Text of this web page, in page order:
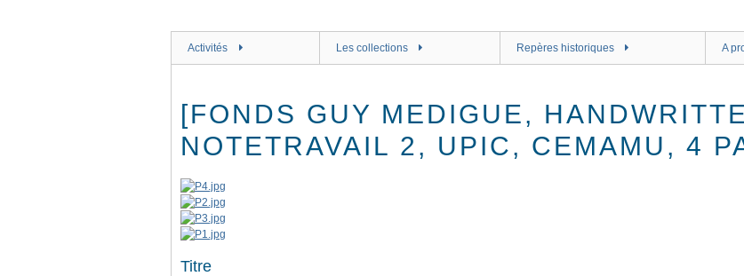
Activités Les collections Repères historiques A
[FONDS GUY MEDIGUE,
NOTETRAVAIL 2, UPIC, CEMAMU, 4
Titre